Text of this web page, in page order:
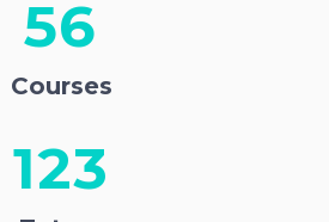
56
Courses
123